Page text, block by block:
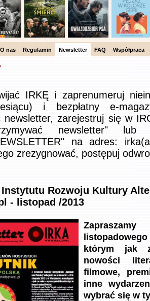
O nas Regulamin Newsletter FAQ Współpraca
IRKĘ i zaprenumeruj
i bezpłatny e-
newsletter, zarejestruj się w
newsletter"
na adres:
zrezygnować, postępuj
Rozwoju Kultury
- listopad /2013
listopadowego
którym jak
nowości
filmowe,
inne
wybrać się w